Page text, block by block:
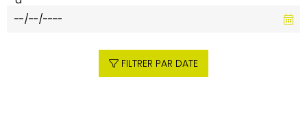
FILTRER PAR DATE